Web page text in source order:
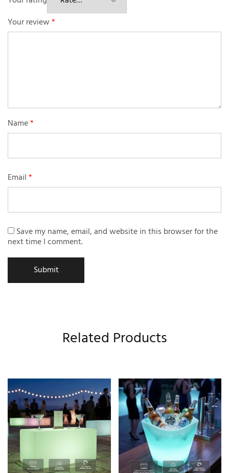
Your review*
Name*
Email*
Save my name, email, and website in this browser for the
next time I comment.
Related Products